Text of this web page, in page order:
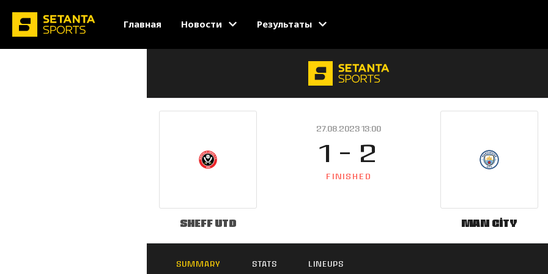
Главная Новости Результаты
Sheff Utd
27.08.2023 13:00
1 - 2
FINISHED
Man City
SUMMARY STATS LINEUPS